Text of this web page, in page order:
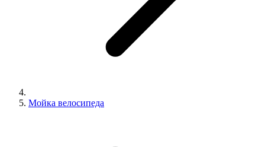
Мойка велосипеда